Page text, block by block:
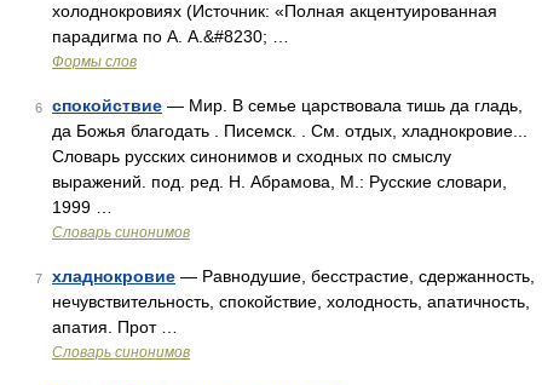
холоднокровиях (Источник: «Полная акцентуированная
парадигма по А. А.&#8230; …
Формы слов
6 спокойствие — Мир. В семье царствовала тишь да гладь,
да Божья благодать . Писемск. . См. отдых, хладнокровие...
Словарь русских синонимов и сходных по смыслу
выражений. под. ред. Н. Абрамова, М.: Русские словари,
1999 …
Словарь синонимов
7 хладнокровие — Равнодушие, бесстрастие, сдержанность,
нечувствительность, спокойствие, холодность, апатичность,
апатия. Прот …
Словарь синонимов